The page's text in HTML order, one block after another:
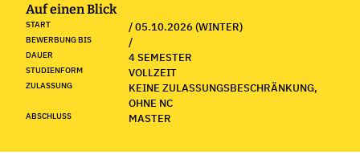
Auf einen Blick
START / 05.10.2026 (WINTER)
BEWERBUNG BIS /
DAUER 4 SEMESTER
STUDIENFORM VOLLZEIT
ZULASSUNG
KEINE ZULASSUNGSBESCHRÄNKUNG,
OHNE NC
ABSCHLUSS MASTER